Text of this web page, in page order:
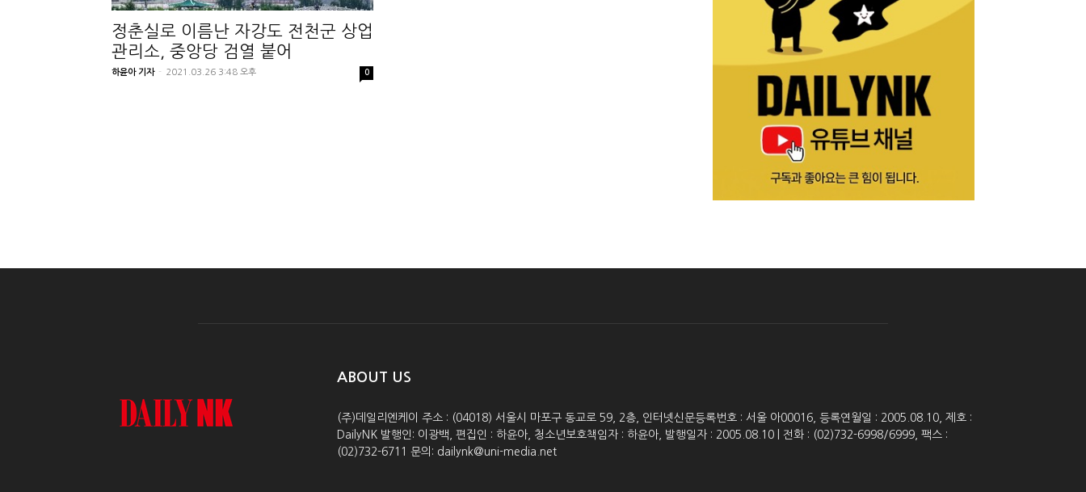
정춘실로 이름난 자강도 전천군 상업
관리소, 중앙당 검열 붙어
하윤아 기자 - 2021.03.26 3:48 오후 0
ABOUT US
(주)데일리엔케이 주소 : (04018) 서울시 마포구 동교로 59, 2층, 인터넷신문등록번호 : 서울 아00016, 등록연월일 : 2005.08.10, 제호 :
DailyNK 발행인: 이광백, 편집인 : 하윤아, 청소년보호책임자 : 하윤아, 발행일자 : 2005.08.10 | 전화 : (02)732-6998/6999, 팩스 :
(02)732-6711 문의: dailynk@uni-media.net